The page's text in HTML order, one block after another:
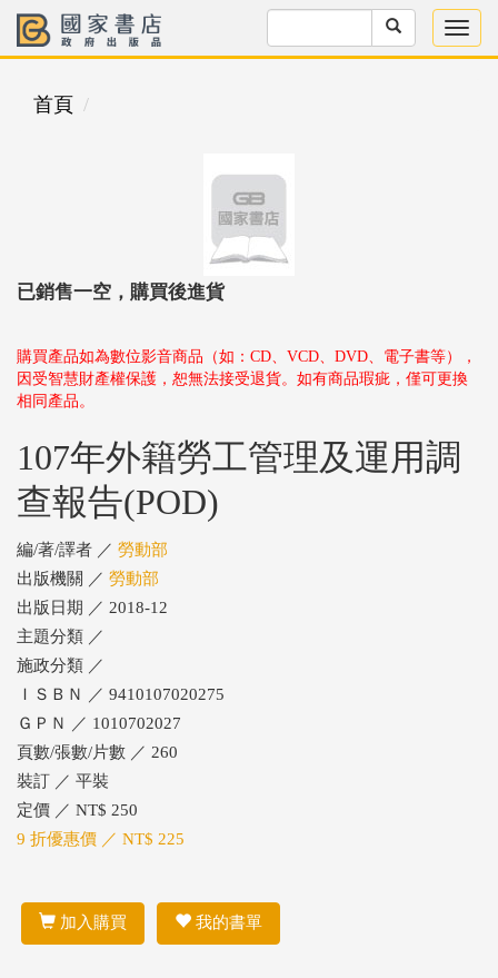
首頁
已銷售一空，購買後進貨
購買產品如為數位影音商品（如：CD、VCD、DVD、電子書等），
因受智慧財產權保護，恕無法接受退貨。如有商品瑕疵，僅可更換
相同產品。
107年外籍勞工管理及運用調
查報告(POD)
編/著/譯者 ／ 勞動部
出版機關 ／ 勞動部
出版日期 ／ 2018-12
主題分類 ／
施政分類 ／
ＩＳＢＮ ／ 9410107020275
ＧＰＮ ／ 1010702027
頁數/張數/片數 ／ 260
裝訂 ／ 平裝
定價 ／ NT$ 250
9 折優惠價 ／ NT$ 225
加入購買 我的書單